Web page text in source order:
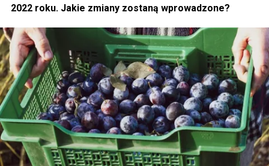
2022 roku. Jakie zmiany zostaną wprowadzone?